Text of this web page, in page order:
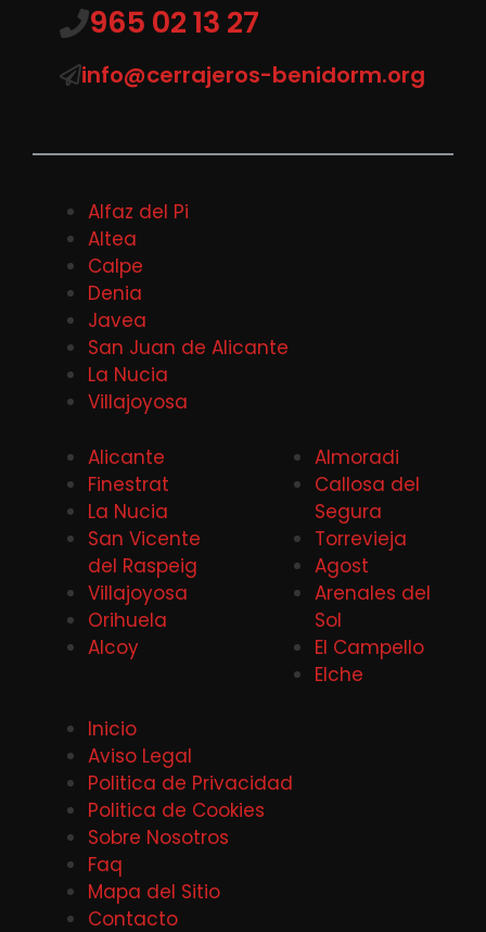
965 02 13 27
info@cerrajeros-benidorm.org
Alfaz del Pi
Altea
Calpe
Denia
Javea
San Juan de Alicante
La Nucia
Villajoyosa
Alicante
Finestrat
La Nucia
San Vicente
del Raspeig
Villajoyosa
Orihuela
Alcoy
Almoradi
Callosa del
Segura
Torrevieja
Agost
Arenales del
Sol
El Campello
Elche
Inicio
Aviso Legal
Politica de Privacidad
Politica de Cookies
Sobre Nosotros
Faq
Mapa del Sitio
Contacto